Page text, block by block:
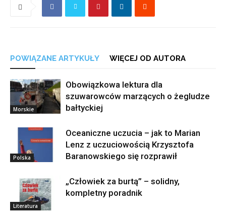
POWIĄZANE ARTYKUŁY WIĘCEJ OD AUTORA
Morskie
Obowiązkowa lektura dla
szuwarowców marzących o żegludze
bałtyckiej
Polska
Oceaniczne uczucia – jak to Marian
Lenz z uczuciowością Krzysztofa
Baranowskiego się rozprawił
Literatura
„Człowiek za burtą” – solidny,
kompletny poradnik